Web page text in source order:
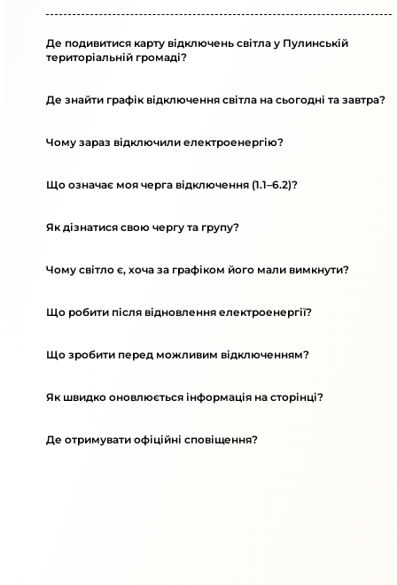
Де подивитися карту відключень світла у Пулинській
територіальній громаді?
Де знайти графік відключення світла на сьогодні та завтра?
Чому зараз відключили електроенергію?
Що означає моя черга відключення (1.1–6.2)?
Як дізнатися свою чергу та групу?
Чому світло є, хоча за графіком його мали вимкнути?
Що робити після відновлення електроенергії?
Що зробити перед можливим відключенням?
Як швидко оновлюється інформація на сторінці?
Де отримувати офіційні сповіщення?